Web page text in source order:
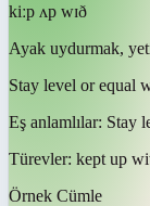
kiːp ʌp wɪð
Ayak uydurmak,
Stay level or equal
Eş anlamlılar: Stay
Türevler: kept up
Örnek Cümle